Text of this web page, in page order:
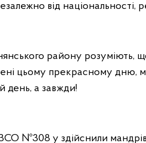
від національності,
району розуміють,
цьому прекрасному дню,
день, а завжди!
№308 у здійснили